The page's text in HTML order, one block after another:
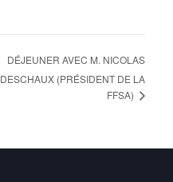
DÉJEUNER AVEC M. NICOLAS
DESCHAUX (PRÉSIDENT DE LA
FFSA)